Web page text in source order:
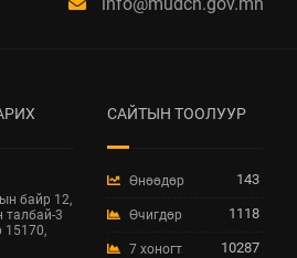
БАРИЛГЫН ТУХАЙ
2026 / 06 / 19
ХОТ БАЙГУУЛАЛТЫН
БАРИМТ БИЧИГ
БОЛОВСРУУЛАХ
ЭРХИЙН
ЗӨВШӨӨРӨЛТЭЙ АЖ
байр 12,
талбай-3
15170,
САЙТЫН ТООЛУУР
Өнөөдөр 143
Өчигдөр 1118
7 хоногт 10287